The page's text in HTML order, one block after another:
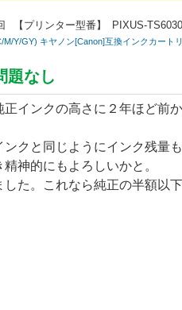
【プリンター型番】 PIXUS-TS6030
Y/GY) キヤノン[Canon]互換インクカート
題なし
インクの高さに２年ほど前
クと同じようにインク残量
神的にもよろしいかと。
た。これなら純正の半額以下